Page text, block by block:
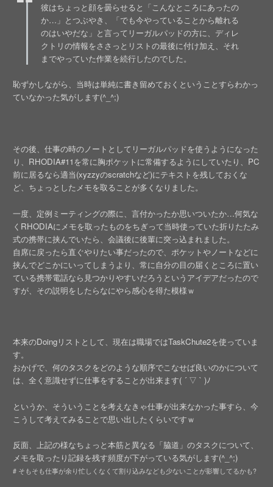
彼はちょっと顔を曇らせると「こんなところにあったの
か…」とつぶやき、「でも今やっていることから離れる
のはいやだな」と言ってリーガルパッドの方に、ディレ
クトリの情報をささっとリストの最後に付け加え、それ
までやっていた作業を続行したのでした。
恥ずかしながら、当時は単純に書き留めておくということすらわかっ
ていなかった気がします(^_^;)
その後、仕事の時のノートとしてリーガルパッドを使うようになった
り、RHODIA#11を常に胸ポケットに常備するようにしていたり、PC
前に居るなら適当(xyzzyのscratchなど)にテキストを残しておくな
ど、ちょっとしたメモを取ることが多くなりました。
一度、定例ミーティングの際に、言付かったか思いついたか…何気な
くRHODIAにメモを取ったものをちぎって当時使っていた折りたたみ
式の携帯に挟んでいたら、会議後に後輩に突っ込まれました。
自席に戻ったら直ぐやりたい事だったので、ポケットやノートなどに
挟んでどこかにいってしまうより、常に自分の目の届くところに置い
ている携帯電話なら見つかりやすいだろうというアイデアだったので
すが、その説明をしたらなにやら感心を得た模様ｗ
本来のDoingリストとして、現在は職場ではTaskChute2を使っていま
す。
おかげで、何のタスクをどのような順序でこなせば良いのかについて
は、全く意識せずに仕事をすることが出来ます( ´ ▽ ` )ﾉ
というか、そういうことを考えなきゃ仕事が出来なかった事すら、今
こうして考えてみることで思い出したくらいですｗ
反面、上記の様なちょっと本筋と異なる「脇道」のタスクについて、
メモを取ったり記録を残す頻度が下がっている気がします(^_^;)
# そもそも仕事が余り忙しくなくて割り込みなども少ないことが影響してるかも?